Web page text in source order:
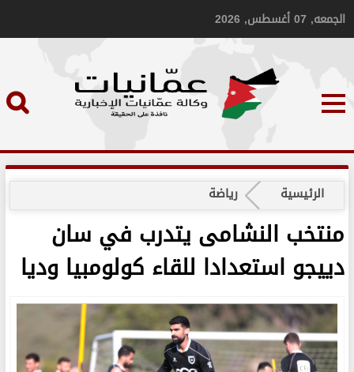
الجمعه, 07 أغسطس, 2026
الرئيسية رياضة
منتخب النشامى يتدرب في سان
دييجو استعدادا للقاء كولومبيا وديا